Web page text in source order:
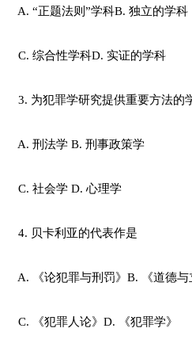
A. “正题法则”学科B. 独立的学科
C. 综合性学科D. 实证的学科
3. 为犯罪学研究提供重要方法的
A. 刑法学 B. 刑事政策学
C. 社会学 D. 心理学
4. 贝卡利亚的代表作是
A. 《论犯罪与刑罚》B. 《道德与
C. 《犯罪人论》D. 《犯罪学》